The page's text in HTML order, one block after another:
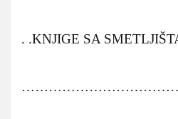
. .KNJIGE SA